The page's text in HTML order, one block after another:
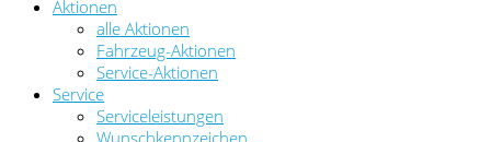
Aktionen
alle Aktionen
Fahrzeug-Aktionen
Service-Aktionen
Service
Serviceleistungen
Wunschkennzeichen